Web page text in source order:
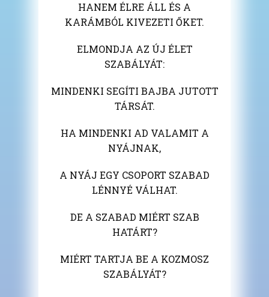
HANEM ÉLRE ÁLL ÉS A
KARÁMBÓL KIVEZETI ŐKET.
ELMONDJA AZ ÚJ ÉLET
SZABÁLYÁT:
MINDENKI SEGÍTI BAJBA JUTOTT
TÁRSÁT.
HA MINDENKI AD VALAMIT A
NYÁJNAK,
A NYÁJ EGY CSOPORT SZABAD
LÉNNYÉ VÁLHAT.
DE A SZABAD MIÉRT SZAB
HATÁRT?
MIÉRT TARTJA BE A KOZMOSZ
SZABÁLYÁT?